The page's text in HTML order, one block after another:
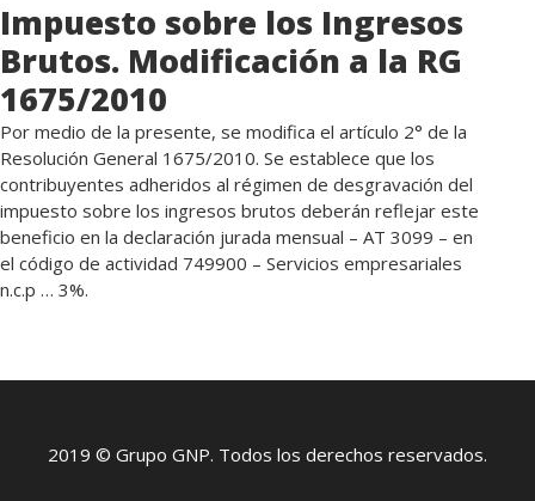
Impuesto sobre los Ingresos
Brutos. Modificación a la RG
1675/2010
Por medio de la presente, se modifica el artículo 2° de la
Resolución General 1675/2010. Se establece que los
contribuyentes adheridos al régimen de desgravación del
impuesto sobre los ingresos brutos deberán reflejar este
beneficio en la declaración jurada mensual – AT 3099 – en
el código de actividad 749900 – Servicios empresariales
n.c.p … 3%.
2019 © Grupo GNP. Todos los derechos reservados.